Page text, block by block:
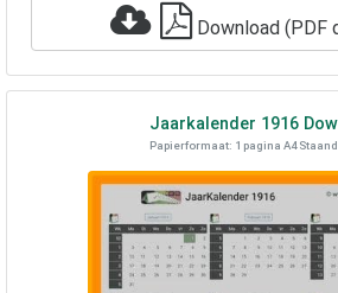
Download (PDF
Jaarkalender 1916
Papierformaat: 1 pagina A4